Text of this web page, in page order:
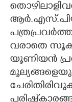
വരാതെ
യൂണിയൻ